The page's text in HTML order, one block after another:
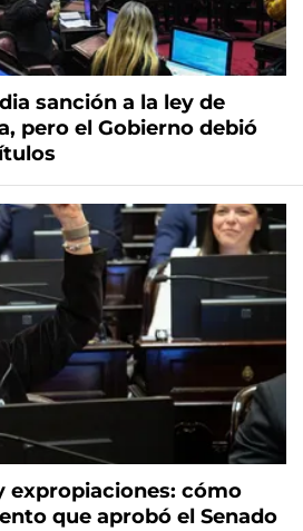
sanción a la ley de
pero el Gobierno debió
expropiaciones: cómo
que aprobó el Senado